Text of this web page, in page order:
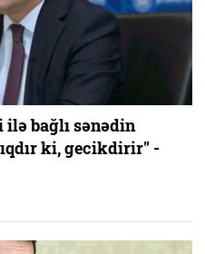
bağlı sənədin
ki, gecikdirir" -